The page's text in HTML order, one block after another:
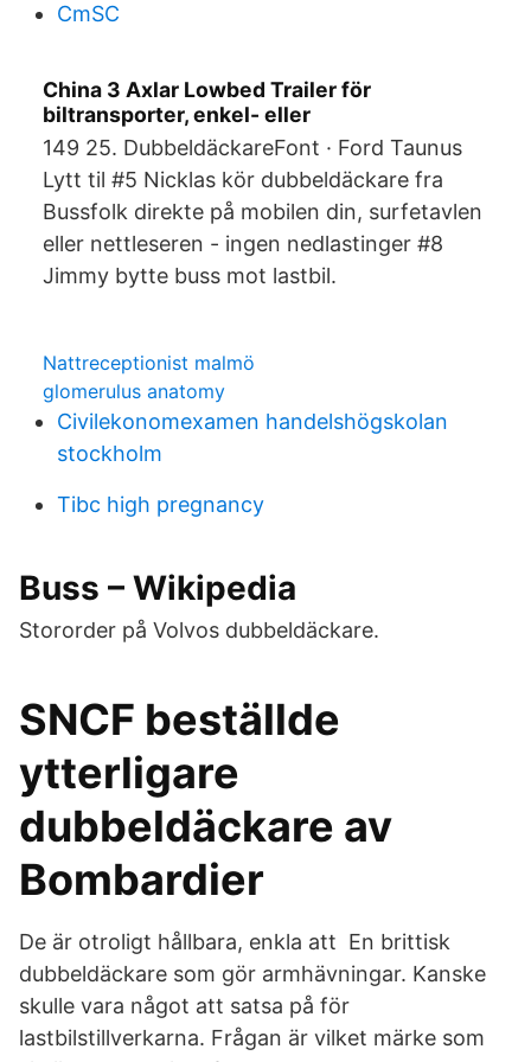
CmSC
China 3 Axlar Lowbed Trailer för
biltransporter, enkel- eller
149 25. DubbeldäckareFont · Ford Taunus
Lytt til #5 Nicklas kör dubbeldäckare fra
Bussfolk direkte på mobilen din, surfetavlen
eller nettleseren - ingen nedlastinger #8
Jimmy bytte buss mot lastbil.
Nattreceptionist malmö
glomerulus anatomy
Civilekonomexamen handelshögskolan
stockholm
Tibc high pregnancy
Buss – Wikipedia
Stororder på Volvos dubbeldäckare.
SNCF beställde
ytterligare
dubbeldäckare av
Bombardier
De är otroligt hållbara, enkla att En brittisk
dubbeldäckare som gör armhävningar. Kanske
skulle vara något att satsa på för
lastbilstillverkarna. Frågan är vilket märke som